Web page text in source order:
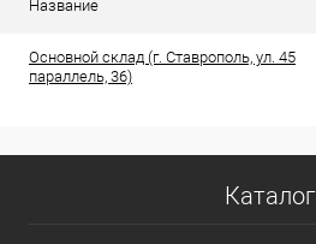
Название
Основной склад (г. Ставрополь, ул. 45
параллель, 36)
Каталог